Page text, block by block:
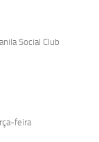
Social Club
feira